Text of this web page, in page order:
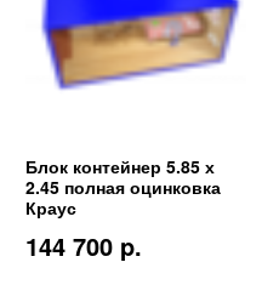
Блок контейнер 5.85 х
2.45 полная оцинковка
Краус
144 700 p.